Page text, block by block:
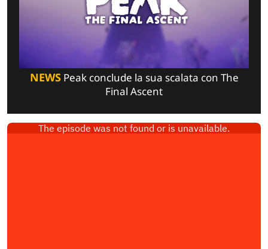
NEWSPeak conclude la sua scalata con The
Final Ascent